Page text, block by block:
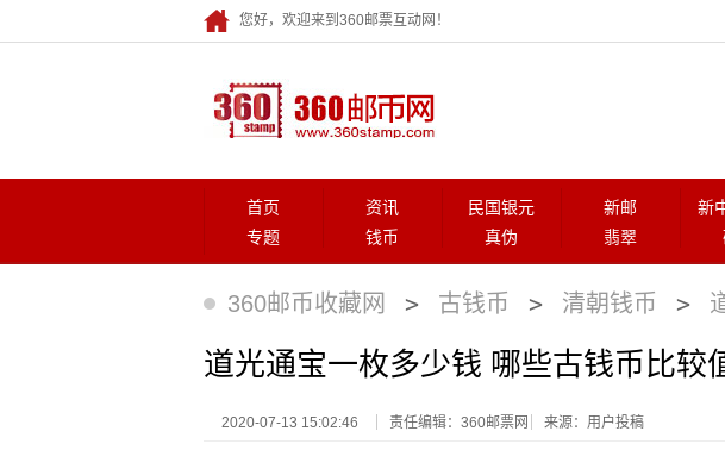
您好，欢迎来到360邮票互动网！
首页 资讯 民国银元 新邮 新
专题
钱币 真伪 翡翠
360邮币收藏网 > 古钱币 > 清朝钱币 >
道光通宝一枚多少钱 哪些古钱币比较
2020-07-13 15:02:46 责任编辑：360邮票网 来源：用户投稿